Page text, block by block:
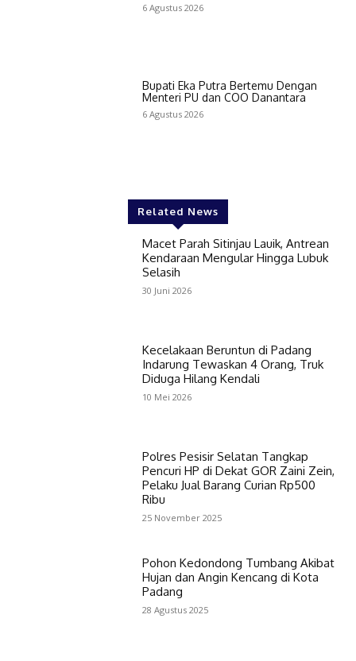
6 Agustus 2026
Bupati Eka Putra Bertemu Dengan
Menteri PU dan COO Danantara
6 Agustus 2026
Related News
Macet Parah Sitinjau Lauik, Antrean
Kendaraan Mengular Hingga Lubuk
Selasih
30 Juni 2026
Kecelakaan Beruntun di Padang
Indarung Tewaskan 4 Orang, Truk
Diduga Hilang Kendali
10 Mei 2026
Polres Pesisir Selatan Tangkap
Pencuri HP di Dekat GOR Zaini Zein,
Pelaku Jual Barang Curian Rp500
Ribu
25 November 2025
Pohon Kedondong Tumbang Akibat
Hujan dan Angin Kencang di Kota
Padang
28 Agustus 2025